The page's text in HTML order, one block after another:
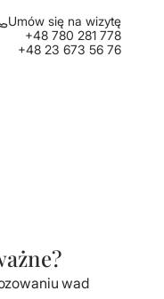
Umów się na wizytę
+48 780 281 778
+48 23 673 56 76
wad